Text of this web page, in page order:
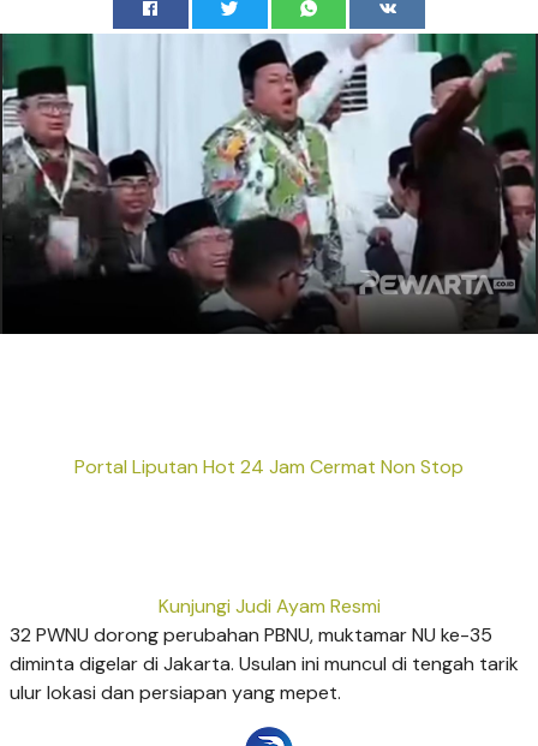
Portal Liputan Hot 24 Jam Cermat Non Stop
Kunjungi Judi Ayam Resmi
32 PWNU dorong perubahan PBNU, muktamar NU ke-35
diminta digelar di Jakarta. Usulan ini muncul di tengah tarik
ulur lokasi dan persiapan yang mepet.